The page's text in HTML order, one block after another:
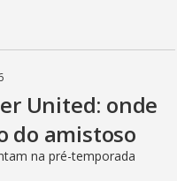
United: onde
do amistoso
na pré-temporada